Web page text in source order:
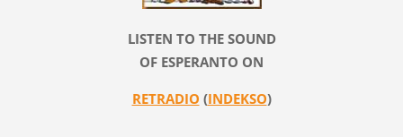
LISTEN TO THE SOUND
OF ESPERANTO ON
RETRADIO (INDEKSO)